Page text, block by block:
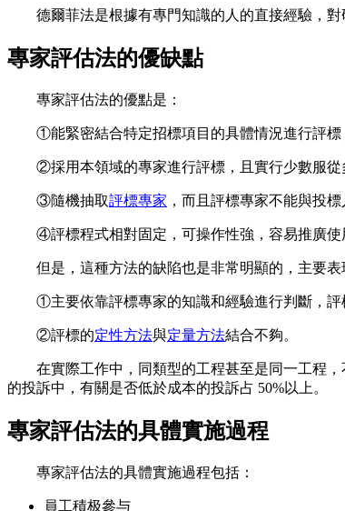
德爾菲法是根據有專門知識的人的直接經驗，對
專家評估法的優缺點
專家評估法的優點是：
①能緊密結合特定招標項目的具體情況進行評標
②採用本領域的專家進行評標，且實行少數服從
③隨機抽取評標專家 ，而且評標專家不能與投
④評標程式相對固定，可操作性強，容易推廣使
但是，這種方法的缺陷也是非常明顯的，主要表
①主要依靠評標專家的知識和經驗進行判斷，評
②評標的定性方法與定量方法結合不夠。
在實際工作中，同類型的工程甚至是同一工程，
的投訴中，有關是否低於成本的投訴占 50%以上。
專家評估法的具體實施過程
專家評估法的具體實施過程包括：
員工積极參与